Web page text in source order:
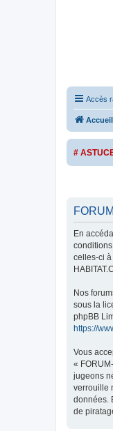
Accès
#
En
celles-ci à
Nos
sous la
phpBB
https://
Vous
«
jugeons
verrouille
données.
de